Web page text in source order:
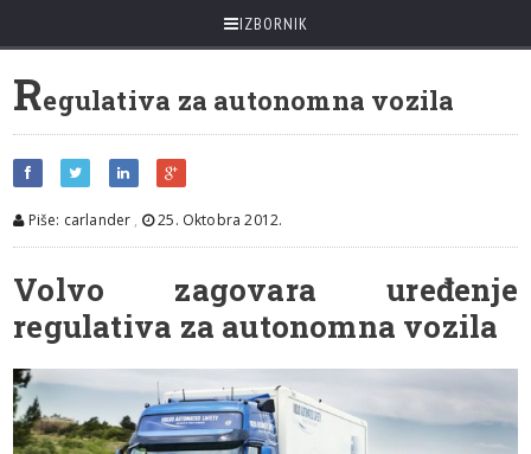
IZBORNIK
Regulativa za autonomna vozila
Piše: carlander , 25. Oktobra 2012.
Volvo zagovara uređenje
regulativa za autonomna vozila